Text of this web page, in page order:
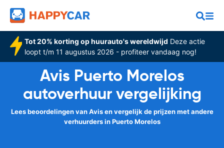
Tot 20% korting op huurauto's wereldwijd Deze actie
loopt t/m 11 augustus 2026 - profiteer vandaag nog!
Avis Puerto Morelos
autoverhuur vergelijking
Lees beoordelingen van Avis en vergelijk de prijzen met andere
verhuurders in Puerto Morelos